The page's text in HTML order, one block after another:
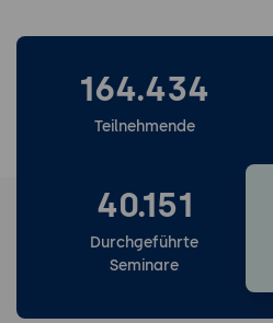
164.434
Teilnehmende
40.151
Durchgeführte
Seminare